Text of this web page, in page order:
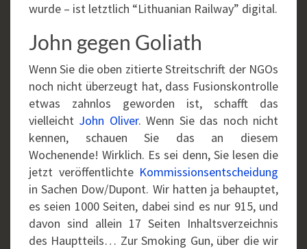
wurde – ist letztlich “Lithuanian Railway” digital.
John gegen Goliath
Wenn Sie die oben zitierte Streitschrift der NGOs
noch nicht überzeugt hat, dass Fusionskontrolle
etwas zahnlos geworden ist, schafft das
vielleicht John Oliver. Wenn Sie das noch nicht
kennen, schauen Sie das an diesem
Wochenende! Wirklich. Es sei denn, Sie lesen die
jetzt veröffentlichte Kommissionsentscheidung
in Sachen Dow/Dupont. Wir hatten ja behauptet,
es seien 1000 Seiten, dabei sind es nur 915, und
davon sind allein 17 Seiten Inhaltsverzeichnis
des Hauptteils… Zur Smoking Gun, über die wir